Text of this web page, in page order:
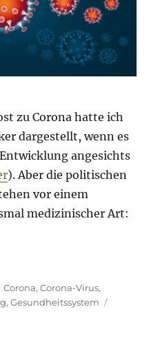
zu Corona hatte ich
dargestellt, wenn es
angesichts
). Aber die politischen
vor einem
medizinischer Art:
oder
Schlagwörter
Corona,Corona-Virus,
,Gesundheitssystem
zu